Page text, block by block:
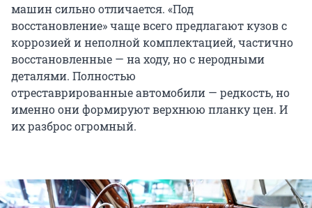
машин сильно отличается. «Под
восстановление» чаще всего предлагают кузов с
коррозией и неполной комплектацией, частично
восстановленные — на ходу, но с неродными
деталями. Полностью
отреставрированные автомобили — редкость, но
именно они формируют верхнюю планку цен. И
их разброс огромный.